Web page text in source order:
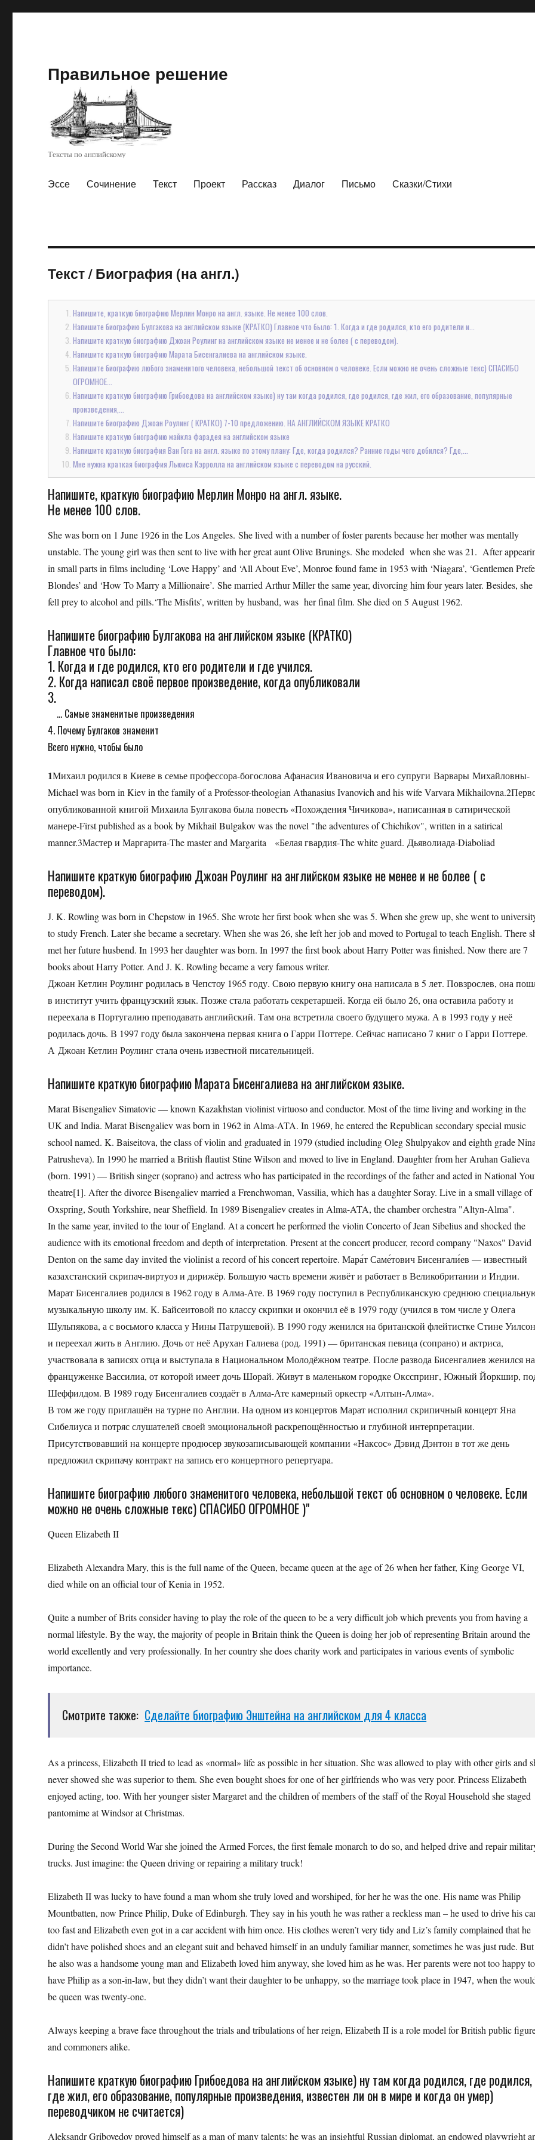
Правильное решение
Тексты по английскому
Эссе Сочинение Текст Проект Рассказ Диалог Письмо Сказки/Стихи
Текст/Биография (на англ.)
Напишите, краткую биографию Мерлин Монро на англ. языке. Не менее 100 слов.
Напишите биографию Булгакова на английском языке (КРАТКО) Главное что было: 1. Когда и где родился, кто его родители и...
Напишите краткую биографию Джоан Роулинг на английском языке не менее и не более ( с переводом).
Напишите краткую биографию Марата Бисенгалиева на английском языке.
Напишите биографию любого знаменитого человека, небольшой текст об основном о человеке. Если можно не очень сложные текс) СПАСИБО
ОГРОМНОЕ...
Напишите краткую биографию Грибоедова на английском языке) ну там когда родился, где родился, где жил, его образование, популярные
произведения,...
Напишите биографию Джоан Роулинг ( КРАТКО) 7-10 предложению. НА АНГЛИЙСКОМ ЯЗЫКЕ КРАТКО
Напишите краткую биографию майкла фарадея на английском языке
Напишите краткую биография Ван Гога на англ. языке по этому плану: Где, когда родился? Ранние годы чего добился? Где,...
Мне нужна краткая биография Льюиса Кэрролла на английском языке с переводом на русский.
Напишите, краткую биографию Мерлин Монро на англ. языке.
Не менее 100 слов.
She was born on 1 June 1926 in the Los Angeles. She lived with a number of foster parents because her mother was mentally
unstable. The young girl was then sent to live with her great aunt Olive Brunings. She modeled when she was 21. After
in small parts in films including ‘Love Happy’ and ‘All About Eve’, Monroe found fame in 1953 with ‘Niagara’, ‘Gentlemen
Blondes’ and ‘How To Marry a Millionaire’. She married Arthur Miller the same year, divorcing him four years later. Besides, she
fell prey to alcohol and pills.‘The Misfits’, written by husband, was her final film. She died on 5 August 1962.
Напишите биографию Булгакова на английском языке (КРАТКО)
Главное что было:
1. Когда и где родился, кто его родители и где учился.
2. Когда написал своё первое произведение, когда опубликовали
3.
... Самые знаменитые произведения
4. Почему Булгаков знаменит
Всего нужно, чтобы было
1Михаил родился в Киеве в семье профессора-богослова Афанасия Ивановича и его супруги Варвары Михайловны-
Michael was born in Kiev in the family of a Professor-theologian Athanasius Ivanovich and his wife Varvara
опубликованной книгой Михаила Булгакова была повесть «Похождения Чичикова», написанная в сатирической
манере-First published as a book by Mikhail Bulgakov was the novel "the adventures of Chichikov", written in a satirical
manner.3Мастер и Маргарита-The master and Margarita «Белая гвардия-The white guard. Дьяволиада-Diaboliad
Напишите краткую биографию Джоан Роулинг на английском языке не менее и не более ( с
переводом).
J. K. Rowling was born in Chepstow in 1965. She wrote her first book when she was 5. When she grew up, she went to
to study French. Later she became a secretary. When she was 26, she left her job and moved to Portugal to teach English. There
met her future husbend. In 1993 her daughter was born. In 1997 the first book about Harry Potter was finished. Now there are 7
books about Harry Potter. And J. K. Rowling became a very famous writer.
Джоан Кетлин Роулинг родилась в Чепстоу 1965 году. Свою первую книгу она написала в 5 лет. Повзрослев, она
в институт учить французский язык. Позже стала работать секретаршей. Когда ей было 26, она оставила работу и
переехала в Португалию преподавать английский. Там она встретила своего будущего мужа. А в 1993 году у неё
родилась дочь. В 1997 году была закончена первая книга о Гарри Поттере. Сейчас написано 7 книг о Гарри Поттере.
А Джоан Кетлин Роулинг стала очень известной писательницей.
Напишите краткую биографию Марата Бисенгалиева на английском языке.
Marat Bisengaliev Simatovic — known Kazakhstan violinist virtuoso and conductor. Most of the time living and working in the
UK and India. Marat Bisengaliev was born in 1962 in Alma-ATA. In 1969, he entered the Republican secondary special music
school named. K. Baiseitova, the class of violin and graduated in 1979 (studied including Oleg Shulpyakov and eighth grade
Patrusheva). In 1990 he married a British flautist Stine Wilson and moved to live in England. Daughter from her Aruhan Galieva
(born. 1991) — British singer (soprano) and actress who has participated in the recordings of the father and acted in National
theatre[1]. After the divorce Bisengaliev married a Frenchwoman, Vassilia, which has a daughter Soray. Live in a small village of
Oxspring, South Yorkshire, near Sheffield. In 1989 Bisengaliev creates in Alma-ATA, the chamber orchestra "Altyn-Alma".
In the same year, invited to the tour of England. At a concert he performed the violin Concerto of Jean Sibelius and shocked the
audience with its emotional freedom and depth of interpretation. Present at the concert producer, record company "Naxos" David
Denton on the same day invited the violinist a record of his concert repertoire. Мара́т Саме́тович Бисенгали́ев — известный
казахстанский скрипач-виртуоз и дирижёр. Большую часть времени живёт и работает в Великобритании и Индии.
Марат Бисенгалиев родился в 1962 году в Алма-Ате. В 1969 году поступил в Республиканскую среднюю
музыкальную школу им. К. Байсеитовой по классу скрипки и окончил её в 1979 году (учился в том числе у Олега
Шульпякова, а с восьмого класса у Нины Патрушевой). В 1990 году женился на британской флейтистке Стине
и переехал жить в Англию. Дочь от неё Арухан Галиева (род. 1991) — британская певица (сопрано) и актриса,
участвовала в записях отца и выступала в Национальном Молодёжном театре. После развода Бисенгалиев женился на
француженке Вассилиа, от которой имеет дочь Шорай. Живут в маленьком городке Оксспринг, Южный Йоркшир,
Шеффилдом. В 1989 году Бисенгалиев создаёт в Алма-Ате камерный оркестр «Алтын-Алма».
В том же году приглашён на турне по Англии. На одном из концертов Марат исполнил скрипичный концерт Яна
Сибелиуса и потряс слушателей своей эмоциональной раскрепощённостью и глубиной интерпретации.
Присутствовавший на концерте продюсер звукозаписывающей компании «Наксос» Дэвид Дэнтон в тот же день
предложил скрипачу контракт на запись его концертного репертуара.
Напишите биографию любого знаменитого человека, небольшой текст об основном о человеке. Если
можно не очень сложные текс) СПАСИБО ОГРОМНОЕ )"
Queen Elizabeth II
Elizabeth Alexandra Mary, this is the full name of the Queen, became queen at the age of 26 when her father, King George VI,
died while on an official tour of Kenia in 1952.
Quite a number of Brits consider having to play the role of the queen to be a very difficult job which prevents you from having a
normal lifestyle. By the way, the majority of people in Britain think the Queen is doing her job of representing Britain around the
world excellently and very professionally. In her country she does charity work and participates in various events of symbolic
importance.
Смотрите также: Сделайте биографию Энштейна на английском для 4 класса
As a princess, Elizabeth II tried to lead as «normal» life as possible in her situation. She was allowed to play with other girls and
never showed she was superior to them. She even bought shoes for one of her girlfriends who was very poor. Princess Elizabeth
enjoyed acting, too. With her younger sister Margaret and the children of members of the staff of the Royal Household she staged
pantomime at Windsor at Christmas.
During the Second World War she joined the Armed Forces, the first female monarch to do so, and helped drive and repair
trucks. Just imagine: the Queen driving or repairing a military truck!
Elizabeth II was lucky to have found a man whom she truly loved and worshiped, for her he was the one. His name was Philip
Mountbatten, now Prince Philip, Duke of Edinburgh. They say in his youth he was rather a reckless man – he used to drive his
too fast and Elizabeth even got in a car accident with him once. His clothes weren’t very tidy and Liz’s family complained that he
didn’t have polished shoes and an elegant suit and behaved himself in an unduly familiar manner, sometimes he was just rude. But
he also was a handsome young man and Elizabeth loved him anyway, she loved him as he was. Her parents were not too happy to
have Philip as a son-in-law, but they didn’t want their daughter to be unhappy, so the marriage took place in 1947, when the
be queen was twenty-one.
Always keeping a brave face throughout the trials and tribulations of her reign, Elizabeth II is a role model for British public
and commoners alike.
Напишите краткую биографию Грибоедова на английском языке) ну там когда родился, где родился,
где жил, его образование, популярные произведения, известен ли он в мире и когда он умер)
переводчиком не считается)
Aleksandr Griboyedov proved himself as a man of many talents: he was an insightful Russian diplomat, an endowed playwright